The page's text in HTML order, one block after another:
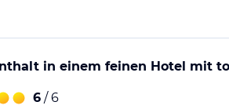
in einem feinen Hotel mit
6 / 6